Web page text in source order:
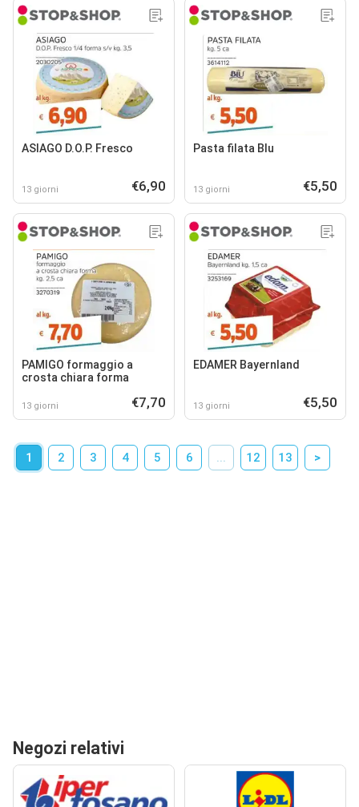
ASIAGO D.O.P. Fresco
13 giorni €6,90
Pasta filata Blu
13 giorni €5,50
PAMIGO formaggio a
crosta chiara forma
13 giorni €7,70
EDAMER Bayernland
13 giorni €5,50
1 2 3 4 5 6 12 13 >
Negozi relativi